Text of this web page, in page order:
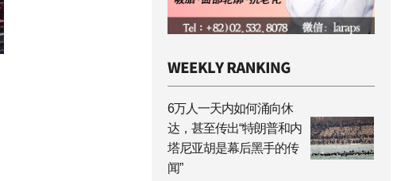
6万人一天内如何涌向休
达，甚至传出“特朗普和内
塔尼亚胡是幕后黑手的传
闻”